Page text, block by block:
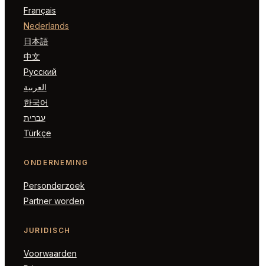
Français
Nederlands
日本語
中文
Русский
العربية
한국어
עברית
Türkçe
ONDERNEMING
Personderzoek
Partner worden
JURIDISCH
Voorwaarden